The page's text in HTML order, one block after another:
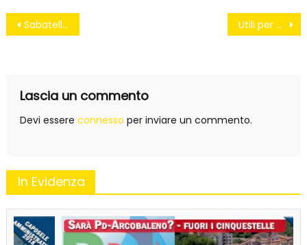
Navigazione
Sabatelli: Saure, l’opera va avanti Utili per 40 milioni ad Aqp. Vendola: “Privatizzazione non serve”
Lascia un commento
Devi essere connesso per inviare un commento.
In Evidenza